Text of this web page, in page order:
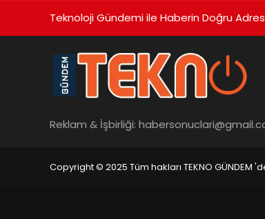
Teknoloji Gündemi ile Haberin Doğru
Reklam & İşbirliği:
Copyright © 2025 Tüm hakları TEKNO GÜNDEM